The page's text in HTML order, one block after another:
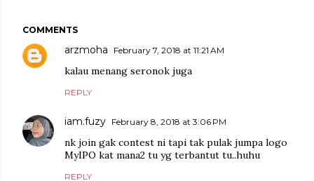
COMMENTS
arzmoha February 7, 2018 at 11:21 AM
kalau menang seronok juga
REPLY
iam.fuzy February 8, 2018 at 3:06 PM
nk join gak contest ni tapi tak pulak jumpa logo
MyIPO kat mana2 tu yg terbantut tu..huhu
REPLY